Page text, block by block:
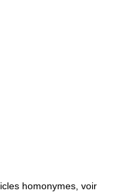
homonymes, voir